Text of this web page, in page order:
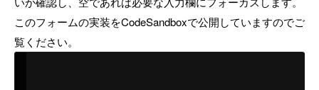
このフォームの実装をCodeSandboxで公開していますのでご
覧ください。